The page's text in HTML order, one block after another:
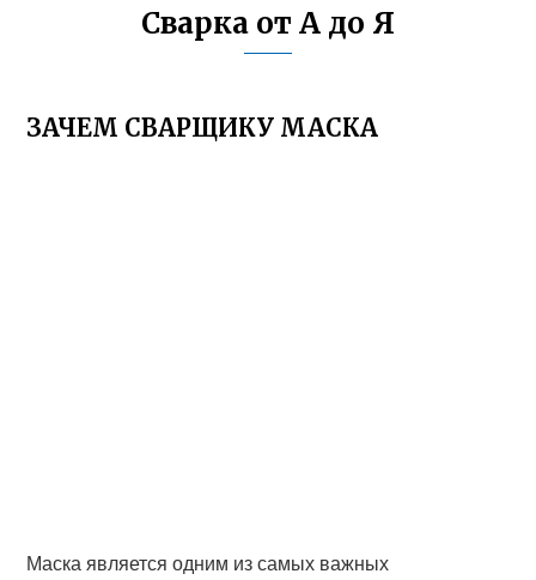
Сварка от А до Я
ЗАЧЕМ СВАРЩИКУ МАСКА
Маска является одним из самых важных